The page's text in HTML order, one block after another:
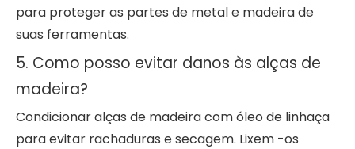
para proteger as partes de metal e madeira de
suas ferramentas.
5. Como posso evitar danos às alças de
madeira?
Condicionar alças de madeira com óleo de linhaça
para evitar rachaduras e secagem. Lixem -os